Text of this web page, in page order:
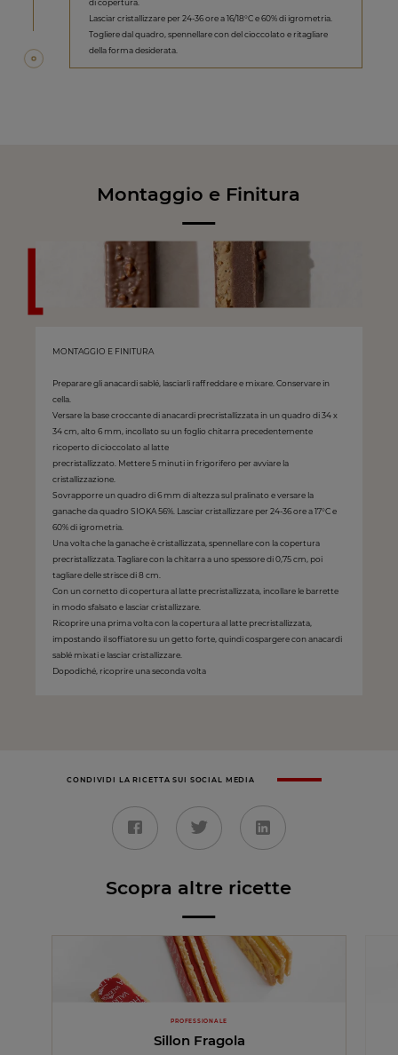
Lasciar cristallizzare per 24-36 ore a 16/18°C e 60% di igrometria.
Togliere dal quadro, spennellare con del cioccolato e ritagliare
della forma desiderata.
Montaggio e Finitura
MONTAGGIO E FINITURA
Preparare gli anacardi sablé, lasciarli raffreddare e mixare. Conservare in
cella.
Versare la base croccante di anacardi precristallizzata in un quadro di 34 x
34 cm, alto 6 mm, incollato su un foglio chitarra precedentemente
ricoperto di cioccolato al latte
precristallizzato. Mettere 5 minuti in frigorifero per avviare la
cristallizzazione.
Sovrapporre un quadro di 6 mm di altezza sul pralinato e versare la
ganache da quadro SIOKA 56%. Lasciar cristallizzare per 24-36 ore a 17°C e
60% di igrometria.
Una volta che la ganache è cristallizzata, spennellare con la copertura
precristallizzata. Tagliare con la chitarra a uno spessore di 0,75 cm, poi
tagliare delle strisce di 8 cm.
Con un cornetto di copertura al latte precristallizzata, incollare le barrette
in modo sfalsato e lasciar cristallizzare.
Ricoprire una prima volta con la copertura al latte precristallizzata,
impostando il soffiatore su un getto forte, quindi cospargere con anacardi
sablé mixati e lasciar cristallizzare.
Dopodiché, ricoprire una seconda volta
CONDIVIDI LA RICETTA SUI SOCIAL MEDIA
Scopra altre ricette
PROFESSIONALE
Sillon Fragola